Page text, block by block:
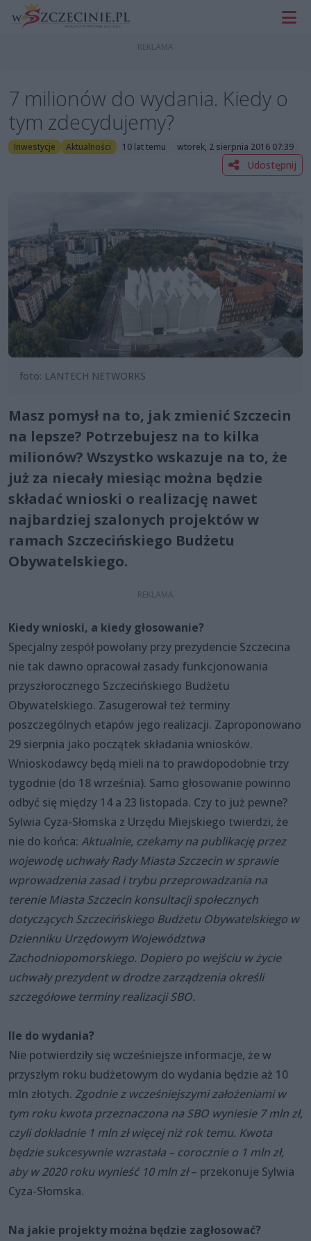
7 milionów do wydania. Kiedy o
tym zdecydujemy?
Inwestycje Aktualności 10 lat temu wtorek, 2 sierpnia 2016 07:39
Udostępnij
foto: LANTECH NETWORKS
Masz pomysł na to, jak zmienić Szczecin
na lepsze? Potrzebujesz na to kilka
milionów? Wszystko wskazuje na to, że
już za niecały miesiąc można będzie
składać wnioski o realizację nawet
najbardziej szalonych projektów w
ramach Szczecińskiego Budżetu
Obywatelskiego.
Kiedy wnioski, a kiedy głosowanie?
Specjalny zespół powołany przy prezydencie Szczecina
nie tak dawno opracował zasady funkcjonowania
przyszłorocznego Szczecińskiego Budżetu
Obywatelskiego. Zasugerował też terminy
poszczególnych etapów jego realizacji. Zaproponowano
29 sierpnia jako początek składania wniosków.
Wnioskodawcy będą mieli na to prawdopodobnie trzy
tygodnie (do 18 września). Samo głosowanie powinno
odbyć się między 14 a 23 listopada. Czy to już pewne?
Sylwia Cyza-Słomska z Urzędu Miejskiego twierdzi, że
nie do końca: Aktualnie, czekamy na publikację przez
wojewodę uchwały Rady Miasta Szczecin w sprawie
wprowadzenia zasad i trybu przeprowadzania na
terenie Miasta Szczecin konsultacji społecznych
dotyczących Szczecińskiego Budżetu Obywatelskiego w
Dzienniku Urzędowym Województwa
Zachodniopomorskiego. Dopiero po wejściu w życie
uchwały prezydent w drodze zarządzenia określi
szczegółowe terminy realizacji SBO.
Ile do wydania?
Nie potwierdziły się wcześniejsze informacje, że w
przyszłym roku budżetowym do wydania będzie aż 10
mln złotych. Zgodnie z wcześniejszymi założeniami w
tym roku kwota przeznaczona na SBO wyniesie 7 mln zł,
czyli dokładnie 1 mln zł więcej niż rok temu. Kwota
będzie sukcesywnie wzrastała – corocznie o 1 mln zł,
aby w 2020 roku wynieść 10 mln zł– przekonuje Sylwia
Cyza-Słomska.
Na jakie projekty można będzie zagłosować?